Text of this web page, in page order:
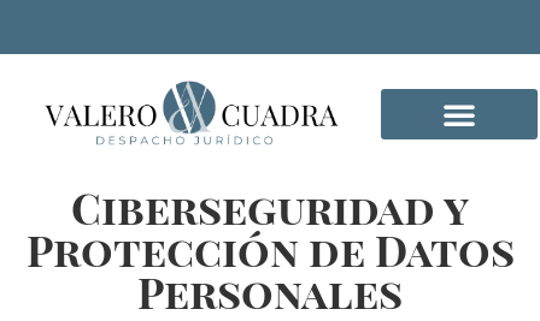
Ciberseguridad y
Protección de Datos
Personales